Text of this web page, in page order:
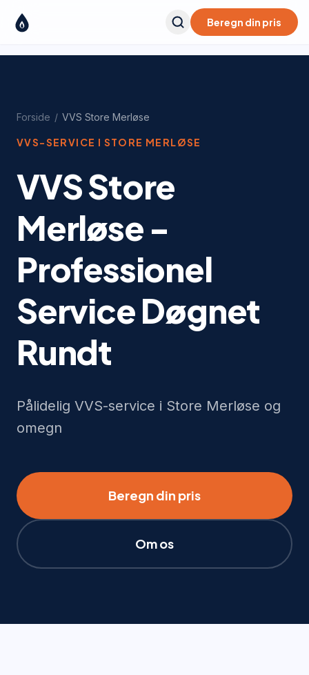
Beregn din pris
Forside / VVS Store Merløse
VVS-SERVICE I STORE MERLØSE
VVS Store
Merløse -
Professionel
Service Døgnet
Rundt
Pålidelig VVS-service i Store Merløse og
omegn
Beregn din pris
Om os